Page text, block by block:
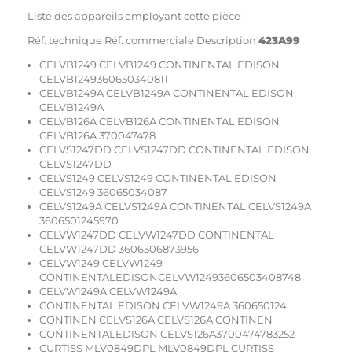
Liste des appareils employant cette pièce :
Réf. technique Réf. commerciale Description 423A99
CELVB1249 CELVB1249 CONTINENTAL EDISON
CELVB1249360650340811
CELVB1249A CELVB1249A CONTINENTAL EDISON
CELVB1249A
CELVB126A CELVB126A CONTINENTAL EDISON
CELVB126A 370047478
CELVS1247DD CELVS1247DD CONTINENTAL EDISON
CELVS1247DD
CELVS1249 CELVS1249 CONTINENTAL EDISON
CELVS1249 36065034087
CELVS1249A CELVS1249A CONTINENTAL CELVS1249A
3606501245970
CELVW1247DD CELVW1247DD CONTINENTAL
CELVW1247DD 3606506873956
CELVW1249 CELVW1249
CONTINENTALEDISONCELVW12493606503408748
CELVW1249A CELVW1249A
CONTINENTAL EDISON CELVW1249A 360650124
CONTINEN CELVS126A CELVS126A CONTINEN
CONTINENTALEDISON CELVS126A3700474783252
CURTISS MLV0849DPL MLV0849DPL CURTISS